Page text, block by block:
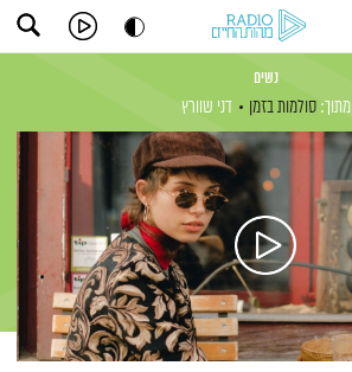
נשים
מתוך: סולמות בזמן דני שוורץ